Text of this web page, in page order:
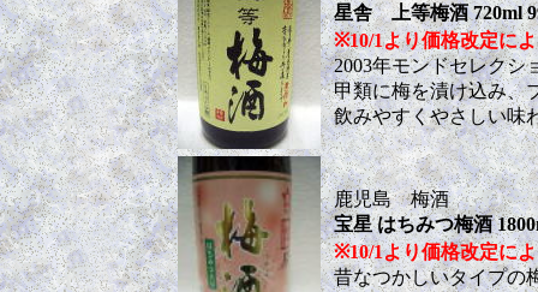
星舎 上等梅酒 720ml
※10/1より価格改定によ
2003年モンドセレクシ
甲類に梅を漬け込み、
飲みやすくやさしい味
鹿児島 梅酒
宝星 はちみつ梅酒
※10/1より価格改定によ
昔なつかしいタイプの